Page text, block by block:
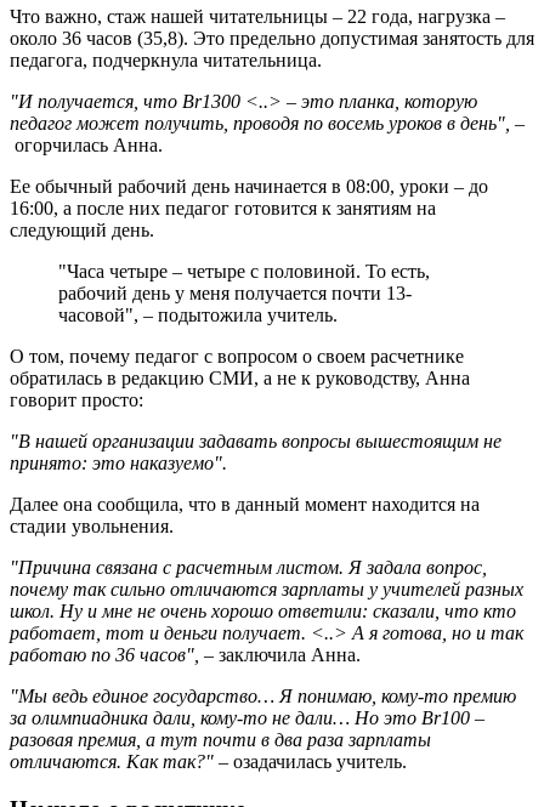
Что важно, стаж нашей читательницы – 22 года, нагрузка –
около 36 часов (35,8). Это предельно допустимая занятость для
педагога, подчеркнула читательница.
"И получается, что Br1300 <..> – это планка, которую
педагог может получить, проводя по восемь уроков в день", –
огорчилась Анна.
Ее обычный рабочий день начинается в 08:00, уроки – до
16:00, а после них педагог готовится к занятиям на
следующий день.
"Часа четыре – четыре с половиной. То есть,
рабочий день у меня получается почти 13-
часовой", – подытожила учитель.
О том, почему педагог с вопросом о своем расчетнике
обратилась в редакцию СМИ, а не к руководству, Анна
говорит просто:
"В нашей организации задавать вопросы вышестоящим не
принято: это наказуемо".
Далее она сообщила, что в данный момент находится на
стадии увольнения.
"Причина связана с расчетным листом. Я задала вопрос,
почему так сильно отличаются зарплаты у учителей разных
школ. Ну и мне не очень хорошо ответили: сказали, что кто
работает, тот и деньги получает. <..> А я готова, но и так
работаю по 36 часов", – заключила Анна.
"Мы ведь единое государство… Я понимаю, кому-то премию
за олимпиадника дали, кому-то не дали… Но это Br100 –
разовая премия, а тут почти в два раза зарплаты
отличаются. Как так?" – озадачилась учитель.